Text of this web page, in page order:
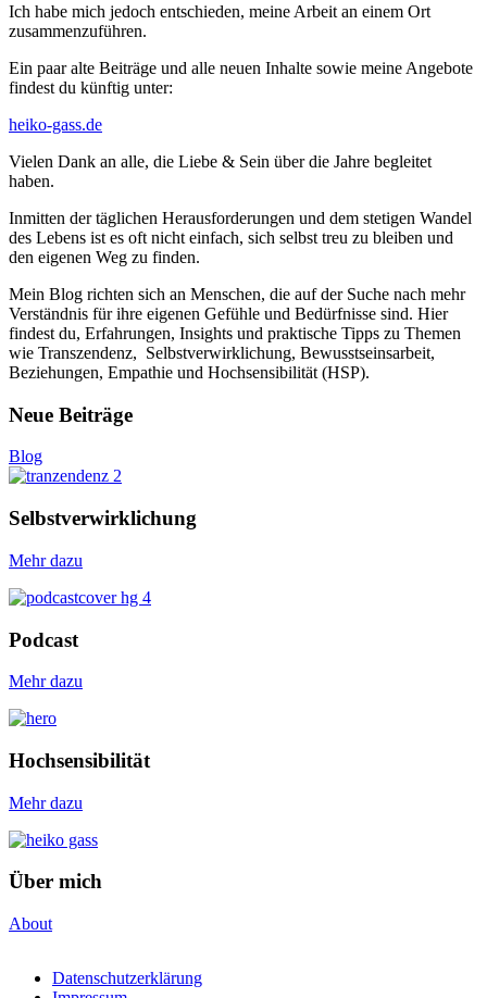
Ich habe mich jedoch entschieden, meine Arbeit an einem Ort
zusammenzuführen.
Ein paar alte Beiträge und alle neuen Inhalte sowie meine Angebote
findest du künftig unter:
heiko-gass.de
Vielen Dank an alle, die Liebe & Sein über die Jahre begleitet
haben.
Inmitten der täglichen Herausforderungen und dem stetigen Wandel
des Lebens ist es oft nicht einfach, sich selbst treu zu bleiben und
den eigenen Weg zu finden.
Mein Blog richten sich an Menschen, die auf der Suche nach mehr
Verständnis für ihre eigenen Gefühle und Bedürfnisse sind. Hier
findest du, Erfahrungen, Insights und praktische Tipps zu Themen
wie Transzendenz, Selbstverwirklichung, Bewusstseinsarbeit,
Beziehungen, Empathie und Hochsensibilität (HSP).
Neue Beiträge
Blog
Selbstverwirklichung
Mehr dazu
Podcast
Mehr dazu
Hochsensibilität
Mehr dazu
Über mich
About
Datenschutzerklärung